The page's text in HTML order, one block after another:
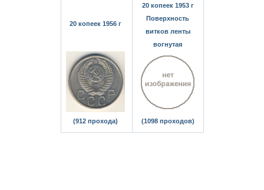
20 копеек 1956 г
(912 прохода)
20 копеек 1953 г
Поверхность
витков ленты
вогнутая
(1098 проходов)